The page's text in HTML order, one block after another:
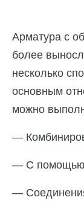
Арматура с
более
несколько
основным
можно
—
— С помощью
—